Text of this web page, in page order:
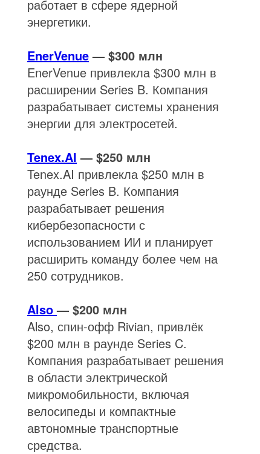
работает в сфере ядерной
энергетики.
EnerVenue— $300 млн
EnerVenue привлекла $300 млн в
расширении Series B. Компания
разрабатывает системы хранения
энергии для электросетей.
Tenex.AI — $250 млн
Tenex.AI привлекла $250 млн в
раунде Series B. Компания
разрабатывает решения
кибербезопасности с
использованием ИИ и планирует
расширить команду более чем на
250 сотрудников.
Also— $200 млн
Also, спин-офф Rivian, привлёк
$200 млн в раунде Series C.
Компания разрабатывает решения
в области электрической
микромобильности, включая
велосипеды и компактные
автономные транспортные
средства.